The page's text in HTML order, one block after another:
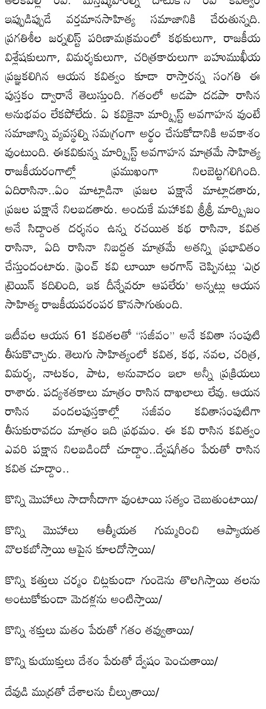
ఇప్పుడిప్పుడే వర్తమానసాహిత్య సమాజానికి చేరుతున్నది.
ప్రగతిశీల జర్నలిస్ట్‌ పరిణామక్రమంలో కథకులుగా, రాజకీయ
విశ్లేషకులుగా, విమర్శకులుగా, చరిత్రకారులుగా బహుముఖీయ
ప్రజ్ఞకలిగిన ఆయన కవిత్వం కూడా రాస్తారన్న సంగతి ఈ
పుస్తకం ద్వారానే తెలుస్తుంది. గతంలో అడపా దడపా రాసిన
అనుభవం లేకపోలేదు. ఏ కవికైనా మార్క్సిస్ట్‌ అవగాహన వుంటే
సమాజాన్ని వ్యవస్థల్ని సమగ్రంగా అర్థం చేసుకోడానికి అవకాశం
వుంటుంది. ఈకవికున్న మార్క్సిస్ట్‌ అవగాహన మాత్రమే సాహిత్య
రాజకీయరంగాల్లో ప్రముఖంగా నిలబెట్టగలిగింది.
ఏదిరాసినా..ఏం మాట్లాడినా ప్రజల పక్షానే మాట్లాడతారు,
ప్రజల పక్షానే నిలబడతారు. అందుకే మహాకవి శ్రీశ్రీ మార్క్సిజం
అనే సిద్దాంత దర్శనం ఉన్న రచయిత కథ రాసినా, కవిత
రాసినా, ఏది రాసినా నిబద్దత మాత్రమే అతన్ని ప్రభావితం
చేస్తుందంటారు. ఫ్రెంచ్‌ కవి లూయీ ఆరగాన్‌ చెప్పినట్లు ‘ఎర్ర
ట్రెయిన్‌ కదిలింది, ఇక దీన్నేవరూ ఆపలేరు’ అన్నట్లు ఆయన
సాహిత్య రాజకీయపరంపర కొనసాగుతుంది.
ఇటీవల ఆయన 61 కవితలతో “సజీవం” అనే కవితా సంపుటి
తీసుకొచ్చారు. తెలుగు సాహిత్యంలో కవిత, కథ, నవల, చరిత్ర,
విమర్శ, నాటకం, పాట, అనువాదం ఇలా అన్నీ ప్రక్రియలు
రాశారు. పద్యశతకాలు మాత్రం రాసిన దాఖలాలు లేవు. ఆయన
రాసిన వందలపుస్తకాల్లో సజీవం కవితాసంపుటిగా
తీసుకురావడం మాత్రం ఇది ప్రథమం. ఈ కవి రాసిన కవిత్వం
ఎవరి పక్షాన నిలబడిందో చూద్దాం..ద్వేషగీతం పేరుతో రాసిన
కవిత చూద్దాం..
కొన్ని మొహాలు సాదాసీదాగా వుంటాయి సత్యం చెబుతుంటాయి/
కొన్ని మొహాలు ఆత్మీయత గుమ్మరించి ఆప్యాయత
వొలకబోస్తాయి ఆపైన కూలదోస్తాయి/
కొన్ని కత్తులు చర్మం చిట్లకుండా గుండెను తొలగిస్తాయి తలను
అంటుకోకుండా మెదళ్లను అంటిస్తాయి/
కొన్ని శక్తులు మతం పేరుతో గతం తవ్వుతాయి/
కొన్ని కుయుక్తులు దేశం పేరుతో ద్వేషం పెంచుతాయి/
దేవుడి ముద్రతో దేశాలను చీల్చుతాయి/